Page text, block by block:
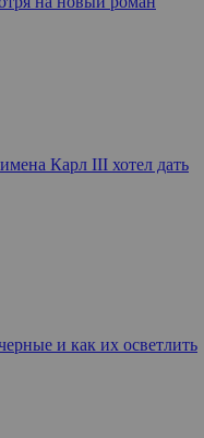
Карл III хотел дать
и как их осветлить